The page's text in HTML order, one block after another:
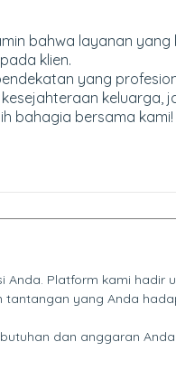
bahwa layanan yang
klien.
yang
keluarga,
bahagia bersama kami!
Platform kami hadir
yang Anda
dan anggaran